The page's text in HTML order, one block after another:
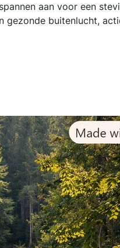
aan voor een
gezonde buitenlucht,